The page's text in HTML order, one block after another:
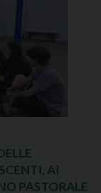
AI
PASTORALE